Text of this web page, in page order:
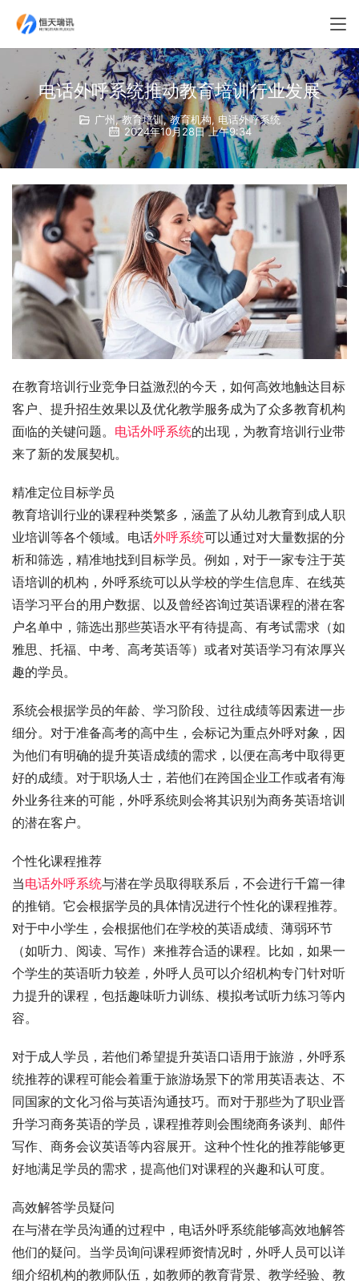
电话外呼系统推动教育培训行业发展
广州,教育培训,教育机构,电话外呼系统
2024年10月28日 上午9:34
在教育培训行业竞争日益激烈的今天，如何高效地触达目标
客户、提升招生效果以及优化教学服务成为了众多教育机构
面临的关键问题。 电话外呼系统的出现，为教育培训行业带
来了新的发展契机。
精准定位目标学员
教育培训行业的课程种类繁多，涵盖了从幼儿教育到成人职
业培训等各个领域。电话外呼系统可以通过对大量数据的分
析和筛选，精准地找到目标学员。例如，对于一家专注于英
语培训的机构，外呼系统可以从学校的学生信息库、在线英
语学习平台的用户数据、以及曾经咨询过英语课程的潜在客
户名单中，筛选出那些英语水平有待提高、有考试需求（如
雅思、托福、中考、高考英语等）或者对英语学习有浓厚兴
趣的学员。
系统会根据学员的年龄、学习阶段、过往成绩等因素进一步
细分。对于准备高考的高中生，会标记为重点外呼对象，因
为他们有明确的提升英语成绩的需求，以便在高考中取得更
好的成绩。对于职场人士，若他们在跨国企业工作或者有海
外业务往来的可能，外呼系统则会将其识别为商务英语培训
的潜在客户。
个性化课程推荐
当电话外呼系统与潜在学员取得联系后，不会进行千篇一律
的推销。它会根据学员的具体情况进行个性化的课程推荐。
对于中小学生，会根据他们在学校的英语成绩、薄弱环节
（如听力、阅读、写作）来推荐合适的课程。比如，如果一
个学生的英语听力较差，外呼人员可以介绍机构专门针对听
力提升的课程，包括趣味听力训练、模拟考试听力练习等内
容。
对于成人学员，若他们希望提升英语口语用于旅游，外呼系
统推荐的课程可能会着重于旅游场景下的常用英语表达、不
同国家的文化习俗与英语沟通技巧。而对于那些为了职业晋
升学习商务英语的学员，课程推荐则会围绕商务谈判、邮件
写作、商务会议英语等内容展开。这种个性化的推荐能够更
好地满足学员的需求，提高他们对课程的兴趣和认可度。
高效解答学员疑问
在与潜在学员沟通的过程中，电话外呼系统能够高效地解答
他们的疑问。当学员询问课程师资情况时，外呼人员可以详
细介绍机构的教师队伍，如教师的教育背景、教学经验、教